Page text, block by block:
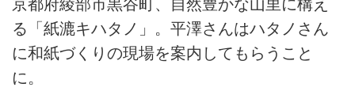
京都府綾部市黒谷町、自然豊かな山里に構え
る「紙漉キハタノ」。平澤さんはハタノさん
に和紙づくりの現場を案内してもらうこと
に。